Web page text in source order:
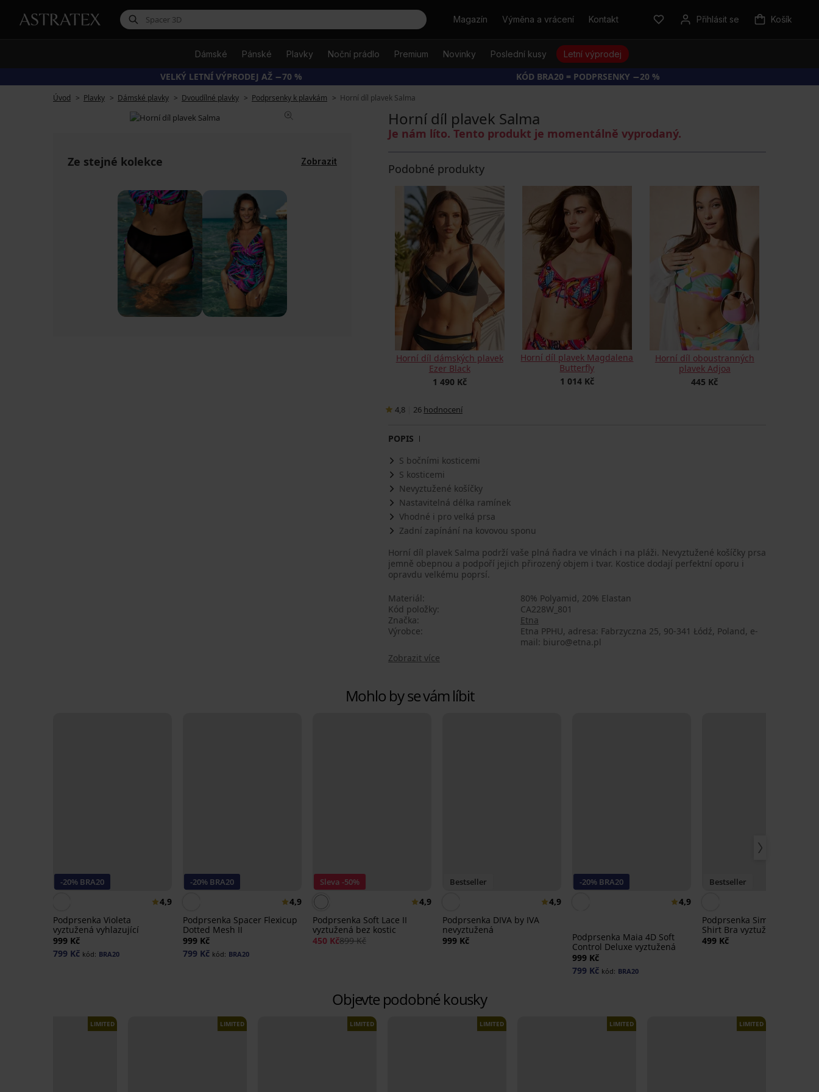
HledatMagazín Výměna a vrácení Kontakt Přihlásit se Košík
Dámské Pánské Plavky Noční prádlo Premium Novinky Poslední kusy Letní výprodej
VELKÝ LETNÍ VÝPRODEJ AŽ −70 % KÓD BRA20 = PODPRSENKY −20 %
Úvod Plavky Dámské plavky Dvoudílné plavky Podprsenky k plavkám Horní díl plavek Salma
Ze stejné kolekce Zobrazit
Horní díl plavek Salma
Je nám líto. Tento produkt je momentálně vyprodaný.
Podobné produkty
Horní díl dámských plavek
Ezer Black
1 490 Kč
Horní díl plavek Magdalena
Butterfly
1 014 Kč
Horní díl oboustranných
plavek Adjoa
445 Kč
4,8 26 hodnocení
POPIS
S bočními kosticemi
S kosticemi
Nevyztužené košíčky
Nastavitelná délka ramínek
Vhodné i pro velká prsa
Zadní zapínání na kovovou sponu
Horní díl plavek Salma podrží vaše plná ňadra ve vlnách i na pláži. Nevyztužené košíčky prsa
jemně obepnou a podpoří jejich přirozený objem i tvar. Kostice dodají perfektní oporu i
opravdu velkému poprsí.
Materiál
80% Polyamid, 20% Elastan
Kód položky
CA228W_801
Značka
Etna
Výrobce
Etna PPHU, adresa: Fabrzyczna 25, 90-341 Łódź, Poland, e-
mail: biuro@etna.pl
Zobrazit více
Mohlo by se vám líbit
-20% BRA20
4,9
Podprsenka Violeta
vyztužená vyhlazující
999 Kč
799 Kč kód: BRA20
-20% BRA20
4,9
Podprsenka Spacer Flexicup
Dotted Mesh II
999 Kč
799 Kč kód: BRA20
Sleva -50%
4,9
Podprsenka Soft Lace II
vyztužená bez kostic
450 Kč899 Kč
Bestseller
4,9
Podprsenka DIVA by IVA
nevyztužená
999 Kč
-20% BRA20
4,9
Podprsenka Maia 4D Soft
Control Deluxe vyztužená
999 Kč
799 Kč kód: BRA20
Bestseller
Podprsenka Simplicity T-
Shirt Bra vyztužená
499 Kč
Objevte podobné kousky
LIMITED LIMITED LIMITED LIMITED LIMITED LIMITED